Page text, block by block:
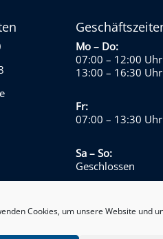
Cookies, um unsere Website und
Mo – Do:
07:00 – 12:00 Uhr
13:00 – 16:30 Uhr
Fr:
07:00 – 13:30 Uhr
Sa – So:
Geschlossen